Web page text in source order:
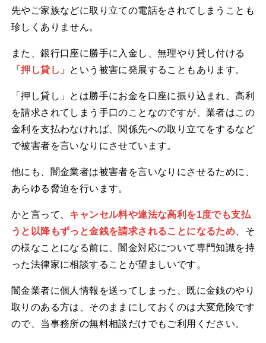
先やご家族などに取り立ての電話をされてしまうことも
珍しくありません。
また、銀行口座に勝手に入金し、無理やり貸し付ける
「押し貸し」 という被害に発展することもあります。
「押し貸し」とは勝手にお金を口座に振り込まれ、高利
を請求されてしまう手口のことなのですが、業者はこの
金利を支払わなければ、関係先への取り立てをするなど
で被害者を言いなりにさせています。
他にも、闇金業者は被害者を言いなりにさせるために、
あらゆる脅迫を行います。
かと言って、 キャンセル料や違法な高利を1度でも支払
うと以降もずっと金銭を請求されることになるため 、そ
の様なことになる前に、闇金対応について専門知識を持
った法律家に相談することが望ましいです。
闇金業者に個人情報を送ってしまった、既に金銭のやり
取りのある方は、そのままにしておくのは大変危険です
ので、当事務所の無料相談だけでもご利用ください。